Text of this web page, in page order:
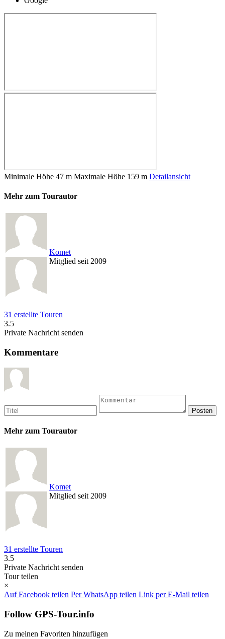
Minimale Höhe 47 m Maximale Höhe 159 m Detailansicht
Mehr zum Tourautor
Komet
Mitglied seit 2009
31 erstellte Touren
3.5
Private Nachricht senden
Kommentare
Mehr zum Tourautor
Komet
Mitglied seit 2009
31 erstellte Touren
3.5
Private Nachricht senden
Tour teilen
×
Auf Facebook teilen Per WhatsApp teilen Link per E-Mail teilen
Follow GPS-Tour.info
Zu meinen Favoriten hinzufügen